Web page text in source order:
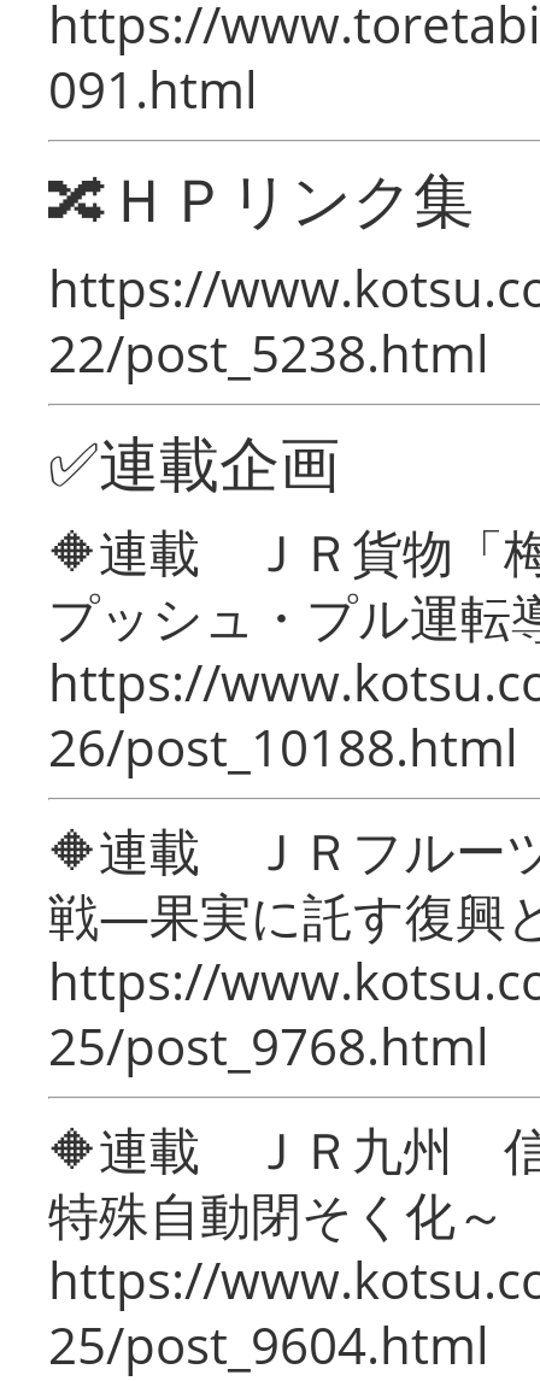
https://
091.html
🔀ＨＰリンク集
https://
22/post_5238.html
✅連載企画
🔶連載 ＪＲ貨物「
プッシュ・プル運転
https://
26/post_10188.html
🔶連載 ＪＲフルー
戦―果実に託す復興
https://
25/post_9768.html
🔶連載 ＪＲ九州 信
特殊自動閉そく化～
https://
25/post_9604.html